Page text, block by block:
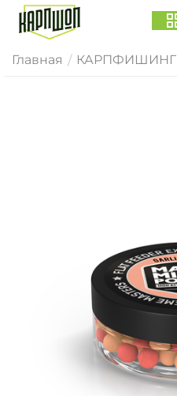
Главная / КАРПФИШИНГ